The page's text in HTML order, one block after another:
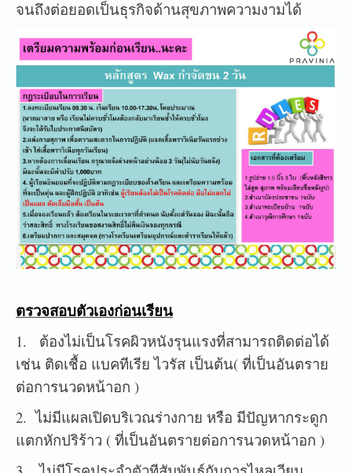
จนถึงต่อยอดเป็นธุรกิจด้านสุขภาพความงามได้
ตรวจสอบตัวเองก่อนเรียน
1. ต้องไม่เป็นโรคผิวหนังรุนแรงที่สามารถติดต่อได้
เช่น ติดเชื้อ แบคทีเรีย ไวรัส เป็นต้น( ที่เป็นอันตราย
ต่อการนวดหน้าอก )
2. ไม่มีแผลเปิดบริเวณร่างกาย หรือ มีปัญหากระดูก
แตกหักปริร้าว ( ที่เป็นอันตรายต่อการนวดหน้าอก )